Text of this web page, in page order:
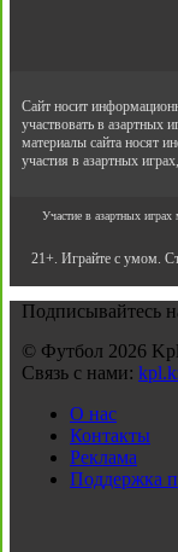
Сайт носит
участвовать в азартных
материалы сайта носят
участия в азартных
Участие в азартных
21+. Играйте с умом.
Подписывайтесь
© Футбол 2026
Связь с нами:
О нас
Контакты
Реклама
Поддержка